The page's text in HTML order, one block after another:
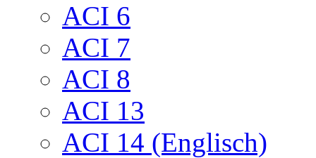
ACI 6
ACI 7
ACI 8
ACI 13
ACI 14 (Englisch)